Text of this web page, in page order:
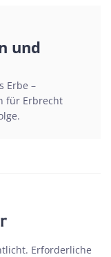
und
Erbe –
für Erbrecht
Erforderliche